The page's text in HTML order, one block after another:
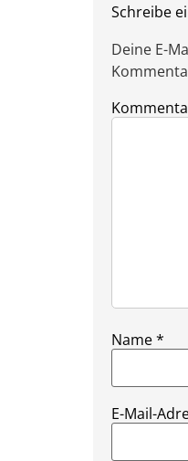
Schreibe
Deine E-
Name*
E-Mail-